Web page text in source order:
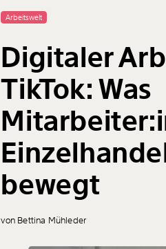
Inhalte
Arbeitswelt
Digitaler
TikTok: Was
bewegt
von Bettina Mühleder